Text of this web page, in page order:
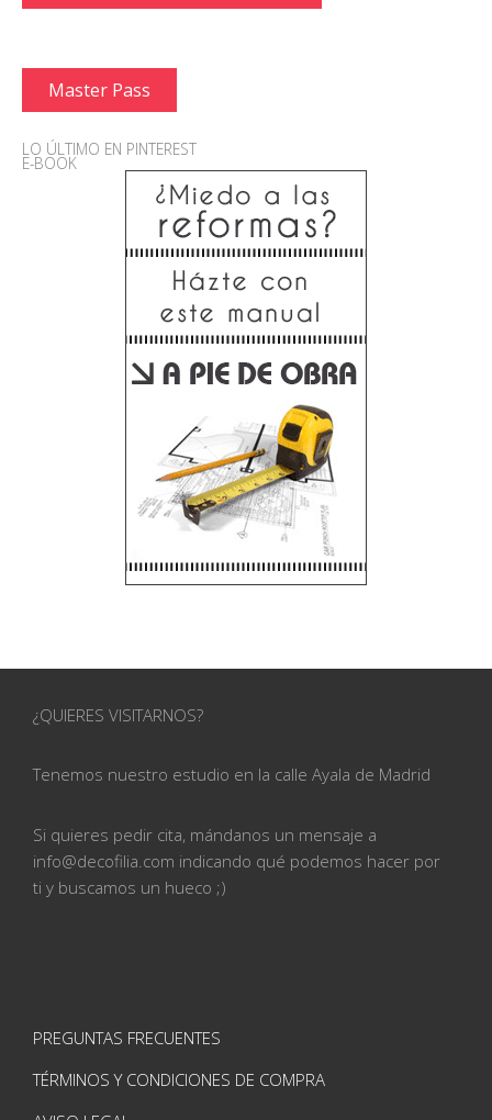
Master Pass
LO ÚLTIMO EN PINTEREST
E-BOOK
¿QUIERES VISITARNOS?
Tenemos nuestro estudio en la calle Ayala de Madrid
Si quieres pedir cita, mándanos un mensaje a
info@decofilia.com indicando qué podemos hacer por
ti y buscamos un hueco ;)
PREGUNTAS FRECUENTES
TÉRMINOS Y CONDICIONES DE COMPRA